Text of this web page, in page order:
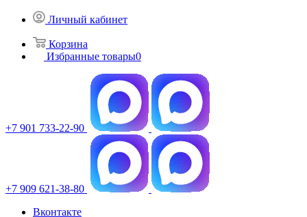
Личный кабинет
Корзина
Избранные товары0
+7 901 733-22-90
+7 909 621-38-80
Вконтакте